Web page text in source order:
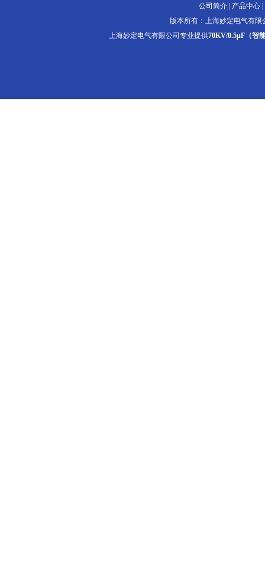
公司简介 产品中心
版本所有：上海妙定电气有
上海妙定电气有限公司专业提供70KV/0.5μF（智